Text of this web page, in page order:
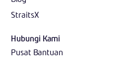
StraitsX
Hubungi Kami
Pusat Bantuan